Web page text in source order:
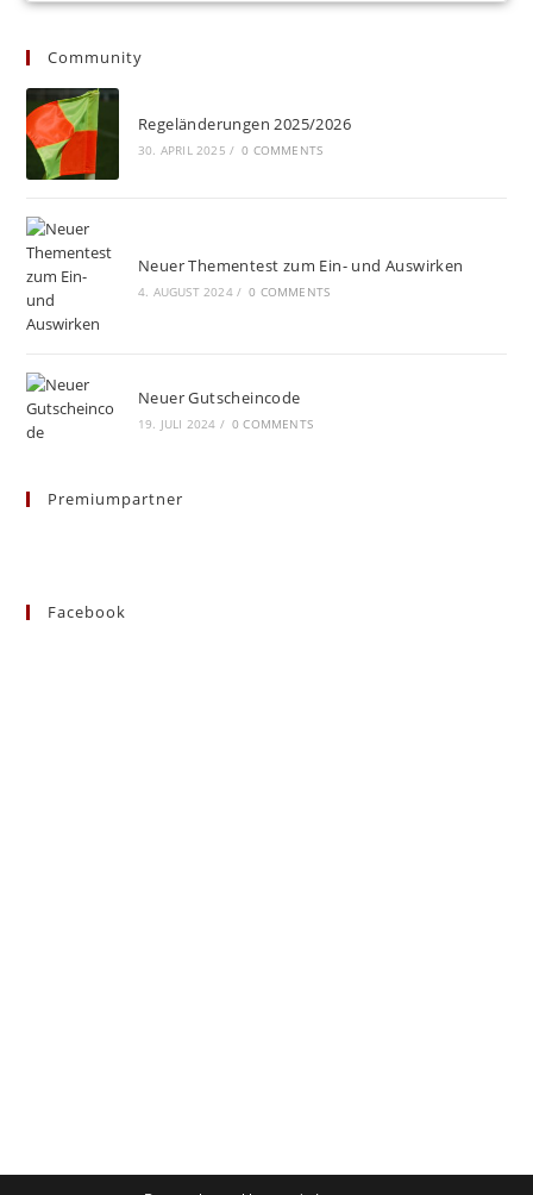
Community
Regeländerungen 2025/2026
30. APRIL 2025 / 0 COMMENTS
Neuer Thementest zum Ein- und Auswirken
4. AUGUST 2024 / 0 COMMENTS
Neuer Gutscheincode
19. JULI 2024 / 0 COMMENTS
Premiumpartner
Facebook